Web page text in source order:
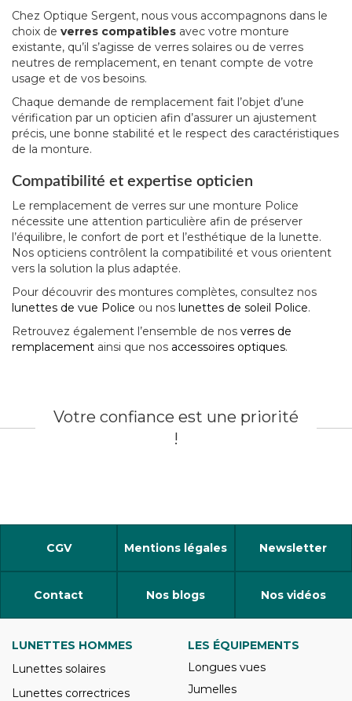
Chez Optique Sergent, nous vous accompagnons dans le
choix de verres compatibles avec votre monture
existante, qu’il s’agisse de verres solaires ou de verres
neutres de remplacement, en tenant compte de votre
usage et de vos besoins.
Chaque demande de remplacement fait l’objet d’une
vérification par un opticien afin d’assurer un ajustement
précis, une bonne stabilité et le respect des caractéristiques
de la monture.
Compatibilité et expertise opticien
Le remplacement de verres sur une monture Police
nécessite une attention particulière afin de préserver
l’équilibre, le confort de port et l’esthétique de la lunette.
Nos opticiens contrôlent la compatibilité et vous orientent
vers la solution la plus adaptée.
Pour découvrir des montures complètes, consultez nos
lunettes de vue Police ou nos lunettes de soleil Police.
Retrouvez également l’ensemble de nos verres de
remplacement ainsi que nos accessoires optiques.
Votre confiance est une priorité
!
CGV Mentions légales Newsletter
Contact Nos blogs Nos vidéos
LUNETTES HOMMES
Lunettes solaires
Lunettes correctrices
LES ÉQUIPEMENTS
Longues vues
Jumelles